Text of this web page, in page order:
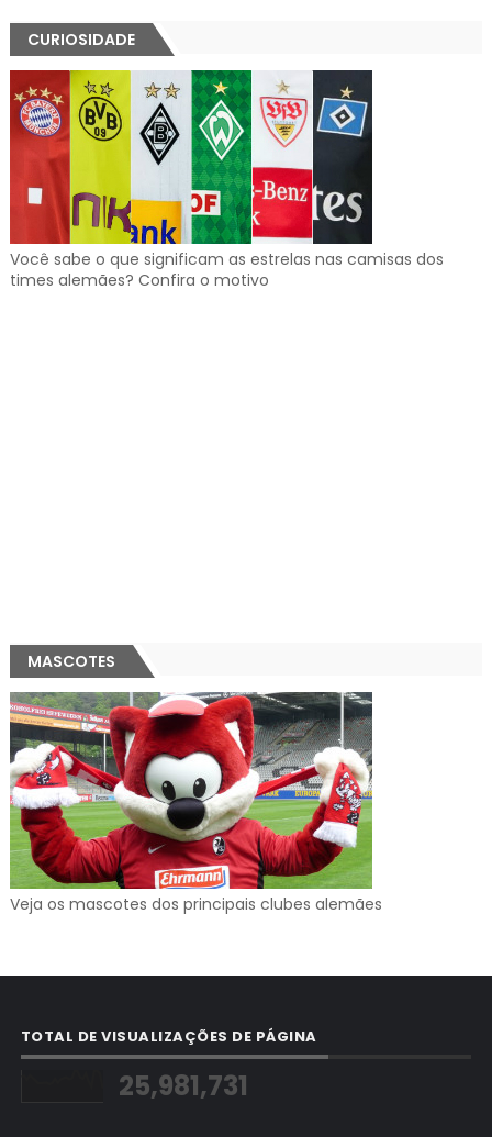
CURIOSIDADE
Você sabe o que significam as estrelas nas camisas dos
times alemães? Confira o motivo
MASCOTES
Veja os mascotes dos principais clubes alemães
TOTAL DE VISUALIZAÇÕES DE PÁGINA
25,981,731